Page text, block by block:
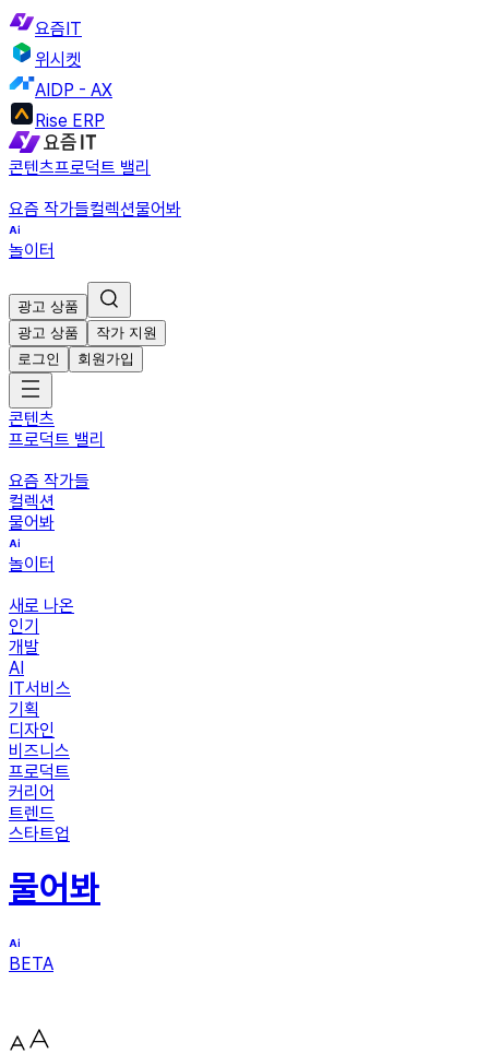
요즘IT
위시켓
AIDP - AX
Rise ERP
콘텐츠프로덕트 밸리
요즘 작가들컬렉션물어봐
놀이터
광고 상품
광고 상품
작가 지원
로그인
회원가입
콘텐츠
프로덕트 밸리
요즘 작가들
컬렉션
물어봐
놀이터
새로 나온
인기
개발
AI
IT서비스
기획
디자인
비즈니스
프로덕트
커리어
트렌드
스타트업
물어봐
BETA